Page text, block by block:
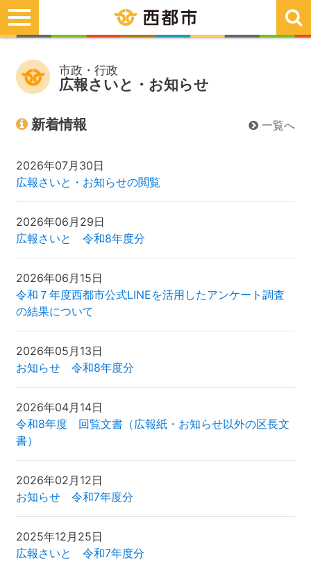
toggle
navigation
市政・行政
広報さいと・お知らせ
新着情報 一覧へ
2026年07月30日
広報さいと・お知らせの閲覧
2026年06月29日
広報さいと 令和8年度分
2026年06月15日
令和７年度西都市公式LINEを活用したアンケート調査
の結果について
2026年05月13日
お知らせ 令和8年度分
2026年04月14日
令和8年度 回覧文書（広報紙・お知らせ以外の区長文
書）
2026年02月12日
お知らせ 令和7年度分
2025年12月25日
広報さいと 令和7年度分